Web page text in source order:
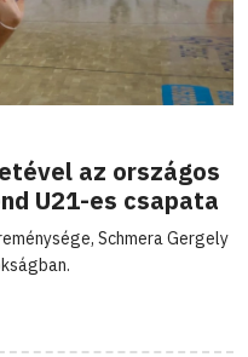
az országos
U21-es csapata
Schmera Gergely